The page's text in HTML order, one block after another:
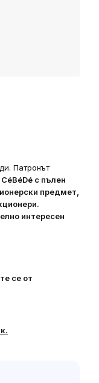
Патронът
с пълен
предмет,
интересен
се от